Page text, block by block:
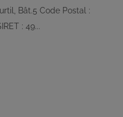
Bât.5 Code Postal :
: 49...